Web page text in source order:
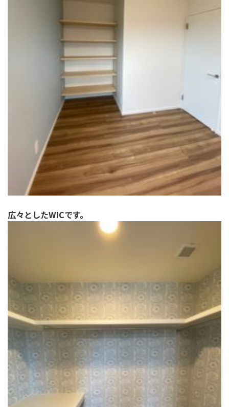
広々としたWICです。